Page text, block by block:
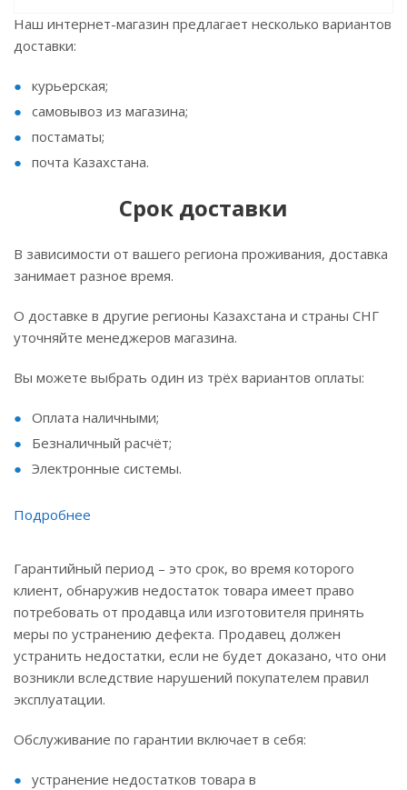
Наш интернет-магазин предлагает несколько вариантов
доставки:
курьерская;
самовывоз из магазина;
постаматы;
почта Казахстана.
Срок доставки
В зависимости от вашего региона проживания, доставка
занимает разное время.
О доставке в другие регионы Казахстана и страны СНГ
уточняйте менеджеров магазина.
Вы можете выбрать один из трёх вариантов оплаты:
Оплата наличными;
Безналичный расчёт;
Электронные системы.
Подробнее
Гарантийный период – это срок, во время которого
клиент, обнаружив недостаток товара имеет право
потребовать от продавца или изготовителя принять
меры по устранению дефекта. Продавец должен
устранить недостатки, если не будет доказано, что они
возникли вследствие нарушений покупателем правил
эксплуатации.
Обслуживание по гарантии включает в себя:
устранение недостатков товара в